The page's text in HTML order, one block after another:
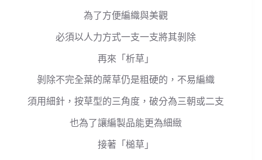
為了方便編織與美觀
必須以人力方式一支一支將其剝除
再來「析草」
剝除不完全葉的蓆草仍是粗硬的，不易編織
須用細針，按草型的三角度，破分為三朝或二支
也為了讓編製品能更為細緻
接著「槌草」